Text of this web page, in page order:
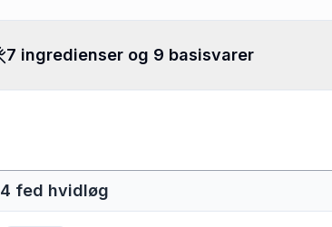
7 ingredienser og 9 basisvarer
4 fed hvidløg